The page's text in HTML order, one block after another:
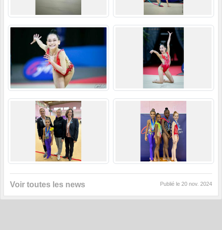
Voir toutes les news Publié le 20 nov. 2024